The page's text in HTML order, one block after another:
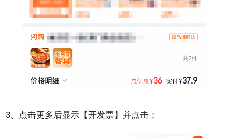
3、点击更多后显示【开发票】并点击；